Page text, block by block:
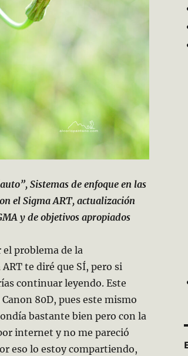
Sistemas de enfoque en las
el Sigma ART, actualización
y de objetivos apropiados
el problema de la
te diré que SÍ, pero si
continuar leyendo. Este
80D, pues este mismo
bastante bien pero con la
internet y no me pareció
eso lo estoy compartiendo,